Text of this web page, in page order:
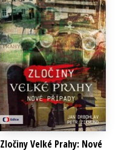
Zločiny Velké Prahy: Nové